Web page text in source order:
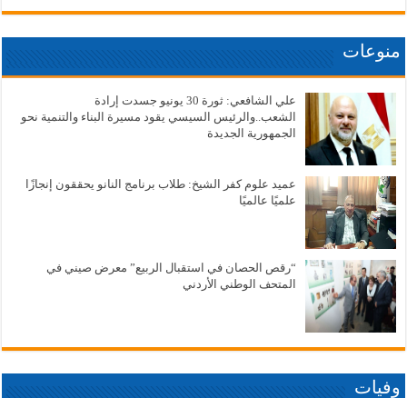
منوعات
علي الشافعي: ثورة 30 يونيو جسدت إرادة
الشعب..والرئيس السيسي يقود مسيرة البناء والتنمية نحو
الجمهورية الجديدة
عميد علوم كفر الشيخ: طلاب برنامج النانو يحققون إنجازًا
علميًا عالميًا
“رقص الحصان في استقبال الربيع” معرض صيني في
المتحف الوطني الأردني
وفيات